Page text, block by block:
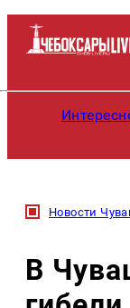
Новости
В